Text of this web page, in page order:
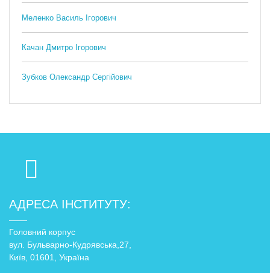
Меленко Василь Ігорович
Качан Дмитро Ігорович
Зубков Олександр Сергійович
АДРЕСА ІНСТИТУТУ:
Головний корпус
вул. Бульварно-Кудрявська,27,
Київ, 01601, Україна